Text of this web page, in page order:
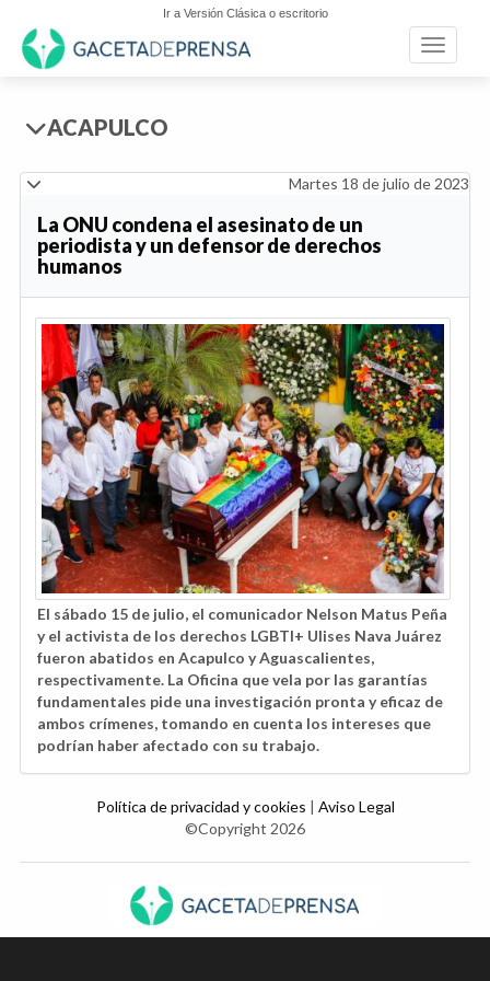
Ir a Versión Clásica o escritorio
Toggle
ACAPULCO
Martes 18 de julio de 2023
La ONU condena el asesinato de un
periodista y un defensor de derechos
humanos
El sábado 15 de julio, el comunicador Nelson Matus Peña
y el activista de los derechos LGBTI+ Ulises Nava Juárez
fueron abatidos en Acapulco y Aguascalientes,
respectivamente. La Oficina que vela por las garantías
fundamentales pide una investigación pronta y eficaz de
ambos crímenes, tomando en cuenta los intereses que
podrían haber afectado con su trabajo.
Política de privacidad y cookies | Aviso Legal
©Copyright 2026